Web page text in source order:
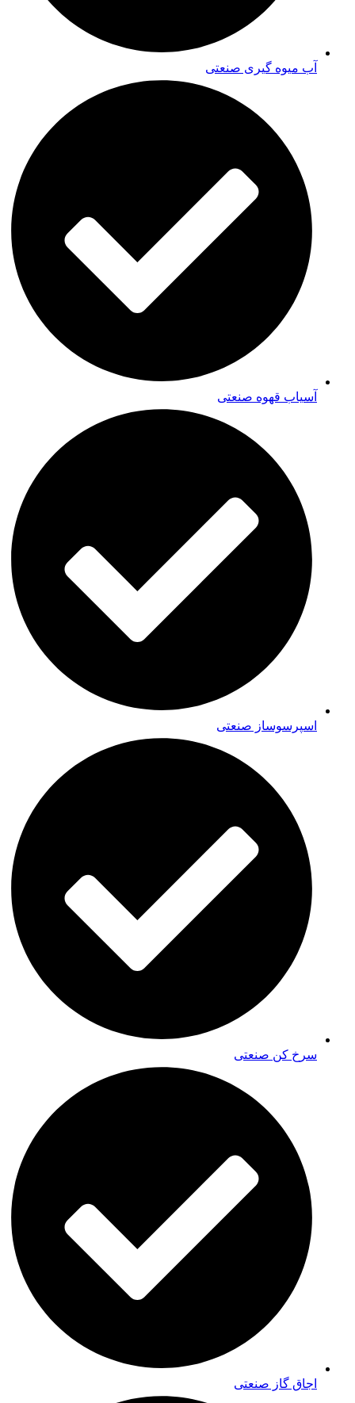
آب میوه گیری صنعتی
آسیاب قهوه صنعتی
اسپرسوساز صنعتی
سرخ کن صنعتی
اجاق گاز صنعتی